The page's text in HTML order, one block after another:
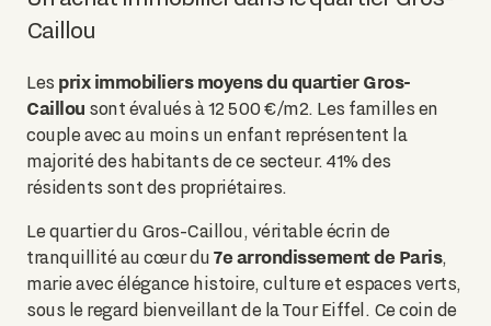
Caillou
Les prix immobiliers moyens du quartier Gros-
Caillou sont évalués à 12 500 €/m2. Les familles en
couple avec au moins un enfant représentent la
majorité des habitants de ce secteur. 41% des
résidents sont des propriétaires.
Le quartier du Gros-Caillou, véritable écrin de
tranquillité au cœur du 7e arrondissement de Paris,
marie avec élégance histoire, culture et espaces verts,
sous le regard bienveillant de la Tour Eiffel. Ce coin de